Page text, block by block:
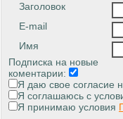
Заголовок
E-mail
Имя
Подписка на новые
коментарии:
Я даю свое согласие
Я соглашаюсь с
Я принимаю условия